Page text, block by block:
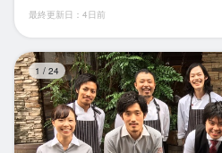
最終更新日：4日前
1 / 24